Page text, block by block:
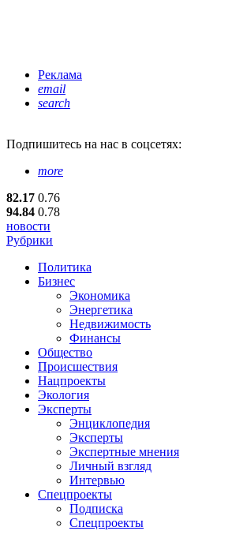
Реклама
email
search
Подпишитесь на нас в соцсетях:
more
82.17 0.76
94.84 0.78
новости
Рубрики
Политика
Бизнес
Экономика
Энергетика
Недвижимость
Финансы
Общество
Происшествия
Нацпроекты
Экология
Эксперты
Энциклопедия
Эксперты
Экспертные мнения
Личный взгляд
Интервью
Спецпроекты
Подписка
Спецпроекты